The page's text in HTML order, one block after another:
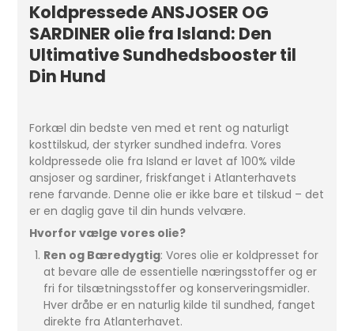
Koldpressede ANSJOSER OG
SARDINER olie fra Island: Den
Ultimative Sundhedsbooster til
Din Hund
Forkæl din bedste ven med et rent og naturligt
kosttilskud, der styrker sundhed indefra. Vores
koldpressede olie fra Island er lavet af 100% vilde
ansjoser og sardiner, friskfanget i Atlanterhavets
rene farvande. Denne olie er ikke bare et tilskud – det
er en daglig gave til din hunds velvære.
Hvorfor vælge vores olie?
Ren og Bæredygtig: Vores olie er koldpresset for
at bevare alle de essentielle næringsstoffer og er
fri for tilsætningsstoffer og konserveringsmidler.
Hver dråbe er en naturlig kilde til sundhed, fanget
direkte fra Atlanterhavet.